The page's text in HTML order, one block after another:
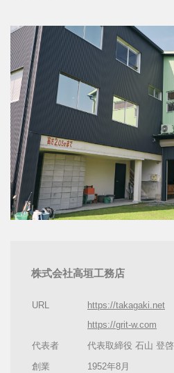
株式会社高垣工務店
URL
https://takagaki.net
https://grit-w.com
代表者
代表取締役 石山 登啓
創業
1952年8月